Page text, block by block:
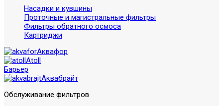
Насадки и кувшины
Проточные и магистральные фильтры
Фильтры обратного осмоса
Картриджи
Аквафор
Atoll
Барьер
Аквабрайт
Обслуживание фильтров